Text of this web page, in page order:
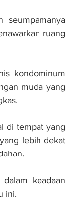
seumpamanya
ruang
kondominum
muda yang
di tempat yang
lebih dekat
kea­daan
ini.